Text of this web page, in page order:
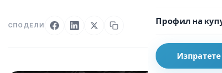
Профил на
СПОДЕЛИ